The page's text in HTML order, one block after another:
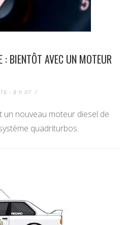
BIENTÔT AVEC UN MOTEUR
- 8 h 07 /
nouveau moteur diesel de
quadriturbos.